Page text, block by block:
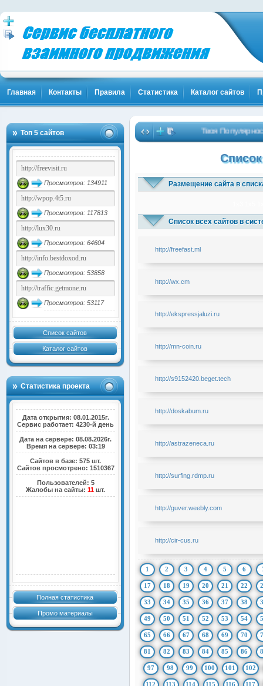
Главная Контакты Правила Статистика Каталог сайтов
Топ 5 сайтов
Просмотров: 134911
Просмотров: 117813
Просмотров: 64604
Просмотров: 53858
Просмотров: 53117
Список сайтов
Каталог сайтов
Статистика проекта
Дата открытия: 08.01.2015г.
Сервис работает: 4230-й день
Дата на сервере: 08.08.2026г.
Время на сервере: 03:19
Сайтов в базе: 575 шт.
Сайтов просмотрено: 1510367
Пользователей: 5
Жалобы на сайты:11 шт.
Полная статистика
Промо материалы
Твоя
Размещение сайта в
Список всех сайтов в
http://freefast.ml
http://wx.cm
http://ekspressjaluzi.ru
http://mn-coin.ru
http://s9152420.beget.tech
http://doskabum.ru
http://astrazeneca.ru
http://surfing.rdmp.ru
http://guver.weebly.com
http://cir-cus.ru
1 2 3 4 5 6
17 18 19 20 21 22
33 34 35 36 37 38
49 50 51 52 53 54
65 66 67 68 69 70
81 82 83 84 85 86
97 98 99 100 101 102
112 113 114 115 116 117